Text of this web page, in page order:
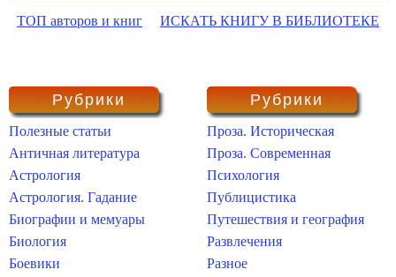
ТОП авторов и книг ИСКАТЬ КНИГУ В БИБЛИОТЕКЕ
Рубрики
Полезные статьи
Античная литература
Астрология
Астрология. Гадание
Биографии и мемуары
Биология
Боевики
Рубрики
Проза. Историческая
Проза. Современная
Психология
Публицистика
Путешествия и география
Развлечения
Разное